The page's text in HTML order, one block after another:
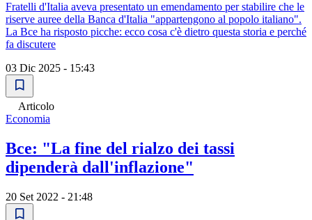
Fratelli d'Italia aveva presentato un emendamento per stabilire che le
riserve auree della Banca d'Italia "appartengono al popolo italiano".
La Bce ha risposto picche: ecco cosa c'è dietro questa storia e perché
fa discutere
03 Dic 2025 - 15:43
Articolo
Economia
Bce: "La fine del rialzo dei tassi
dipenderà dall'inflazione"
20 Set 2022 - 21:48